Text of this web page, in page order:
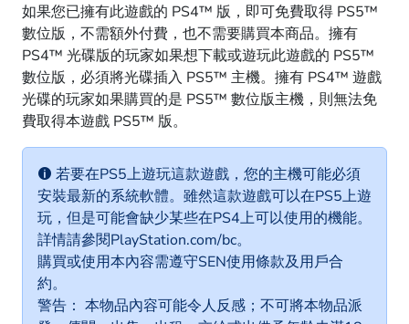
如果您已擁有此遊戲的 PS4™ 版，即可免費取得 PS5™
數位版，不需額外付費，也不需要購買本商品。擁有
PS4™ 光碟版的玩家如果想下載或遊玩此遊戲的 PS5™
數位版，必須將光碟插入 PS5™ 主機。擁有 PS4™ 遊戲
光碟的玩家如果購買的是 PS5™ 數位版主機，則無法免
費取得本遊戲 PS5™ 版。
若要在PS5上遊玩這款遊戲，您的主機可能必須
安裝最新的系統軟體。雖然這款遊戲可以在PS5上遊
玩，但是可能會缺少某些在PS4上可以使用的機能。
詳情請參閱PlayStation.com/bc。
購買或使用本內容需遵守SEN使用條款及用戶合
約。
警告： 本物品內容可能令人反感；不可將本物品派